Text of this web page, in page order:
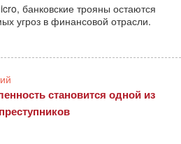
банковские трояны остаются
угроз в финансовой отрасли.
становится одной из